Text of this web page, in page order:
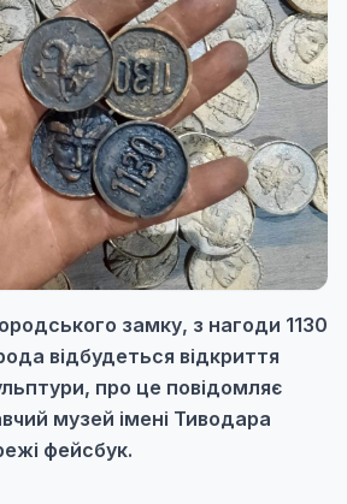
замку, з нагоди 1130
відбудеться відкриття
про це повідомляє
музей імені Тиводара
фейсбук.